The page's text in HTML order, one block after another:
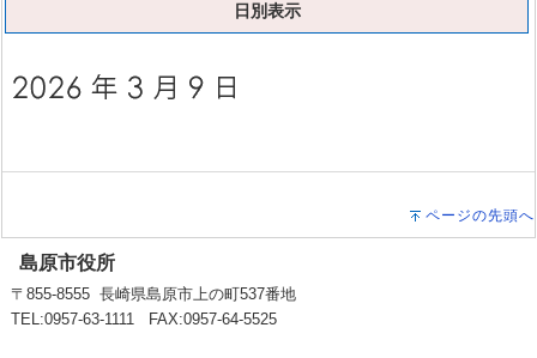
日別表示
ページの先頭へ
島原市役所
〒855-8555 長崎県島原市上の町537番地
TEL:0957-63-1111 FAX:0957-64-5525